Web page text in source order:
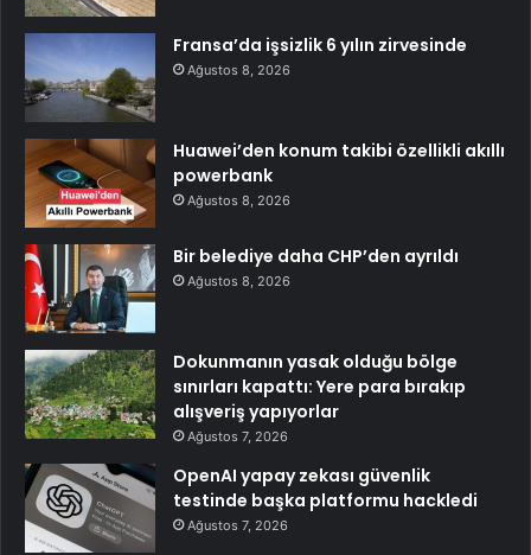
Fransa’da işsizlik 6 yılın zirvesinde
Ağustos 8, 2026
Huawei’den konum takibi özellikli akıllı
powerbank
Ağustos 8, 2026
Bir belediye daha CHP’den ayrıldı
Ağustos 8, 2026
Dokunmanın yasak olduğu bölge
sınırları kapattı: Yere para bırakıp
alışveriş yapıyorlar
Ağustos 7, 2026
OpenAI yapay zekası güvenlik
testinde başka platformu hackledi
Ağustos 7, 2026